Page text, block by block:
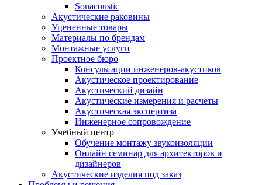
Sonacoustic
Акустические раковины
Уцененные товары
Материалы по брендам
Монтажные услуги
Проектное бюро
Консультации инженеров-акустиков
Акустическое проектирование
Акустический дизайн
Акустические измерения и расчеты
Акустическая экспертиза
Инженерное сопровождение
Учебный центр
Обучение монтажу звукоизоляции
Онлайн семинар для архитекторов и
дизайнеров
Акустические изделия под заказ